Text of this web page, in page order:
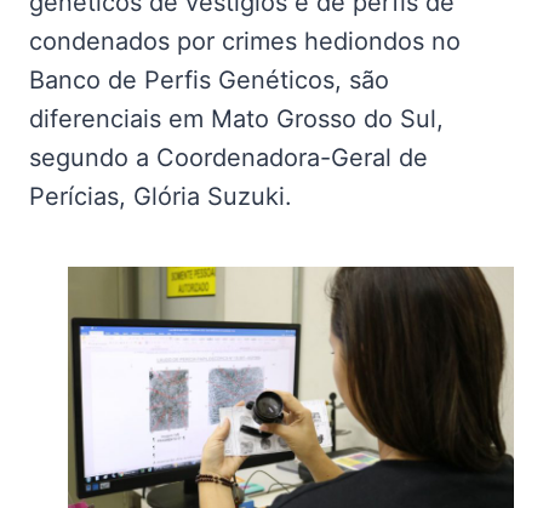
condenados por crimes hediondos no
Banco de Perfis Genéticos, são
diferenciais em Mato Grosso do Sul,
segundo a Coordenadora-Geral de
Perícias, Glória Suzuki.